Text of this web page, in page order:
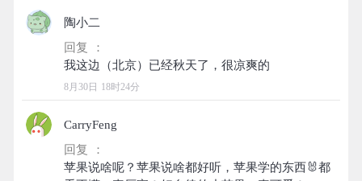
陶小二
回复 ：
8月30日 18时24分
CarryFeng
回复 ：
苹果说啥呢？苹果说啥都好听，苹果学的东西🐰都